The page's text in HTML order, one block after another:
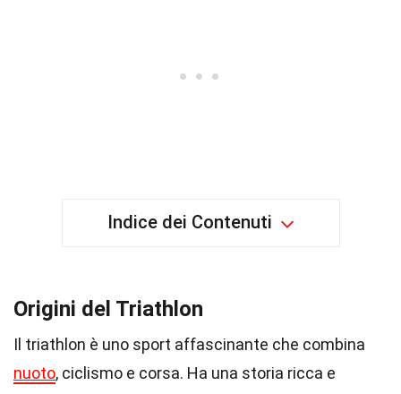
Indice dei Contenuti
Origini del Triathlon
Il triathlon è uno sport affascinante che combina
nuoto, ciclismo e corsa. Ha una storia ricca e